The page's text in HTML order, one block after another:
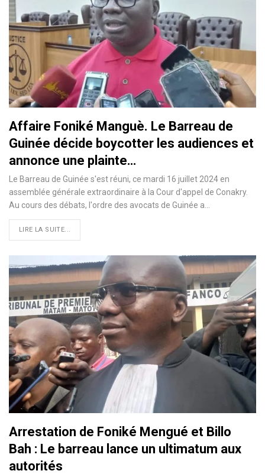
Affaire Foniké Manguè. Le Barreau de
Guinée décide boycotter les audiences et
annonce une plainte…
Le Barreau de Guinée s'est réuni, ce mardi 16 juillet 2024 en
assemblée générale extraordinaire à la Cour d'appel de Conakry.
Au cours des débats, l'ordre des avocats de Guinée a…
LIRE LA SUITE...
Arrestation de Foniké Mengué et Billo
Bah : Le barreau lance un ultimatum aux
autorités